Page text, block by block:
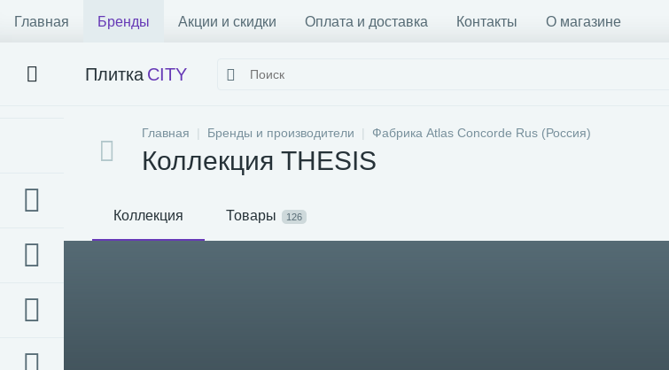
Главная Бренды Акции и скидки Оплата и доставка Контакты О магазине
Плитка CITY
Главная Бренды и производители Фабрика Atlas Concorde Rus (Россия)
Коллекция THESIS
Коллекция Товары 126